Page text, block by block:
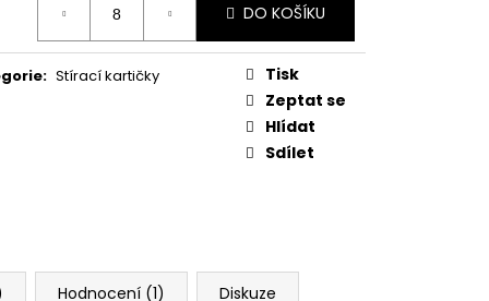
DO KOŠÍKU
: Stírací kartičky
Tisk
Zeptat se
Hlídat
Sdílet
Hodnocení (1) Diskuze